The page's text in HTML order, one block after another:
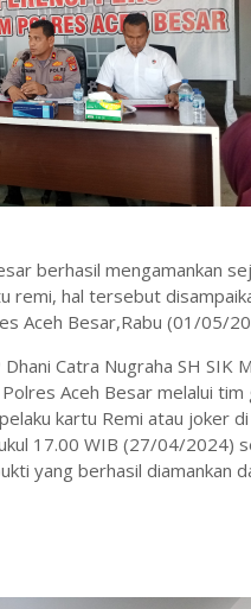
berhasil mengamankan
remi, hal tersebut
Aceh Besar,Rabu (01/05/
Catra Nugraha SH
Aceh Besar melalui
kartu Remi atau joker
17.00 WIB (27/04/2024)
yang berhasil diamankan